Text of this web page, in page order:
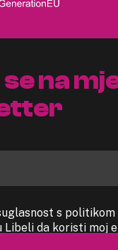
na
s
Libeli da koristi moj